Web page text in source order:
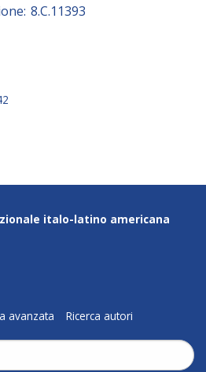
8.C.11393
italo-latino americana
avanzata Ricerca autori